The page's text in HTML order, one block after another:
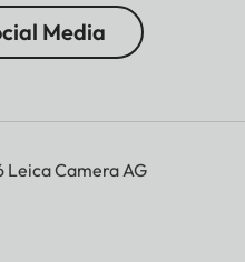
Media
Camera AG